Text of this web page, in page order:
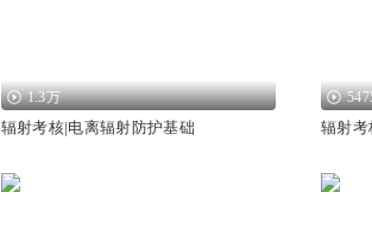
1.3万
辐射考核|电离辐射防护基础 辐射考